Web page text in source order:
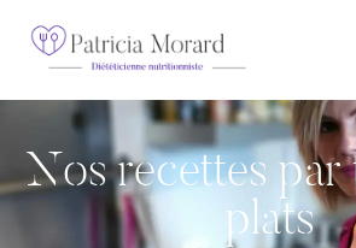
Nos recettes par
plats